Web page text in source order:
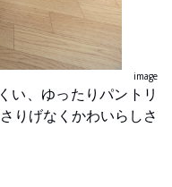
image
い、ゆったりパントリ
りげなくかわいらしさ